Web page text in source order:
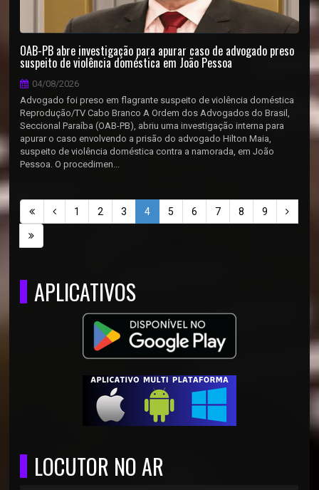
OAB-PB abre investigação para apurar caso de advogado preso
suspeito de violência doméstica em João Pessoa
04/08/2026
Advogado foi preso em flagrante suspeito de violência doméstica
Reprodução/TV Cabo Branco A Ordem dos Advogados do Brasil,
Seccional Paraíba (OAB-PB), abriu uma investigação interna para
apurar o caso envolvendo a prisão do advogado Hilton Maia,
suspeito de violência doméstica contra a namorada, em João
Pessoa. O procedimen...
1 2 3 4 5 6 7 8 9
APLICATIVOS
LOCUTOR NO AR